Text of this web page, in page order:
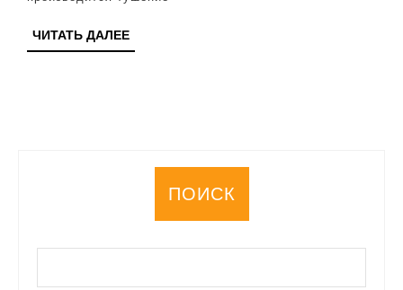
ЧИТАТЬ ДАЛЕЕЧИТАТЬ
ДАЛЕЕ
ПОИСК